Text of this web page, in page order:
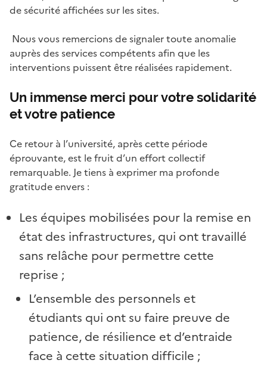
de sécurité affichées sur les sites.
Nous vous remercions de signaler toute anomalie
auprès des services compétents afin que les
interventions puissent être réalisées rapidement.
Un immense merci pour votre solidarité
et votre patience
Ce retour à l’université, après cette période
éprouvante, est le fruit d’un effort collectif
remarquable. Je tiens à exprimer ma profonde
gratitude envers :
Les équipes mobilisées pour la remise en
état des infrastructures, qui ont travaillé
sans relâche pour permettre cette
reprise ;
L’ensemble des personnels et
étudiants qui ont su faire preuve de
patience, de résilience et d’entraide
face à cette situation difficile ;